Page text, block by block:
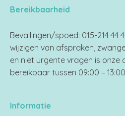
Bereikbaarheid
Bevallingen/spoed: 015-214 44
wijzigen van afspraken,
en niet urgente vragen is onze
bereikbaar tussen 09:00 – 13:00
Informatie